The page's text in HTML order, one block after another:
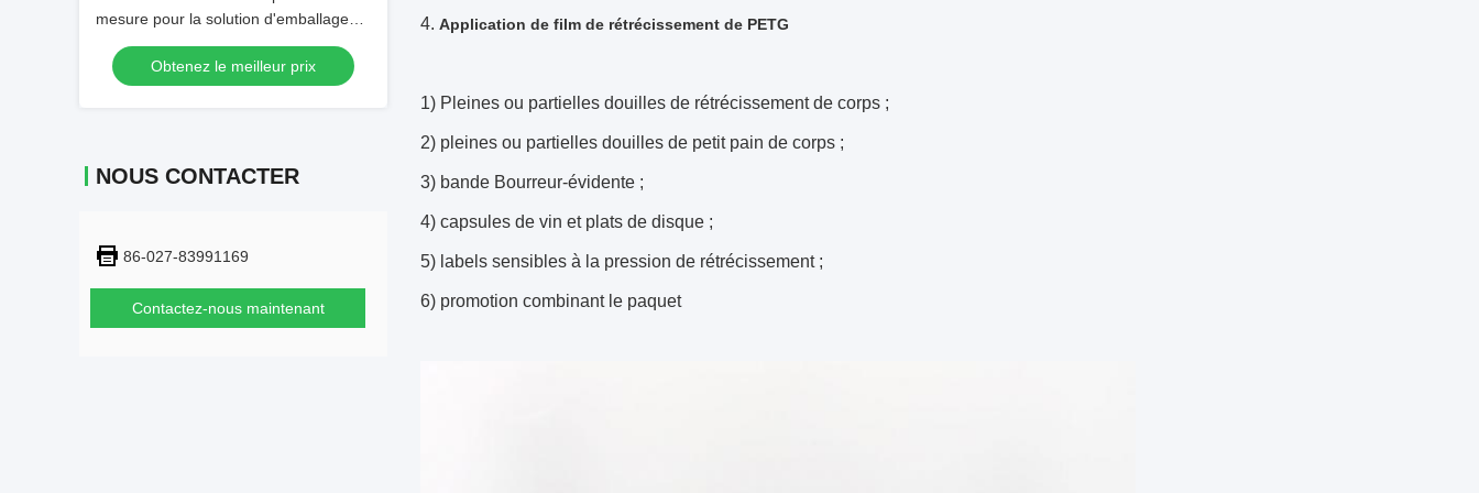
mesure pour la solution d'emballage
d'étiquettes
Obtenez le meilleur prix
NOUS CONTACTER
86-027-83991169
Contactez-nous maintenant
4. Application de film de rétrécissement de PETG
1) Pleines ou partielles douilles de rétrécissement de corps ;
2) pleines ou partielles douilles de petit pain de corps ;
3) bande Bourreur-évidente ;
4) capsules de vin et plats de disque ;
5) labels sensibles à la pression de rétrécissement ;
6) promotion combinant le paquet